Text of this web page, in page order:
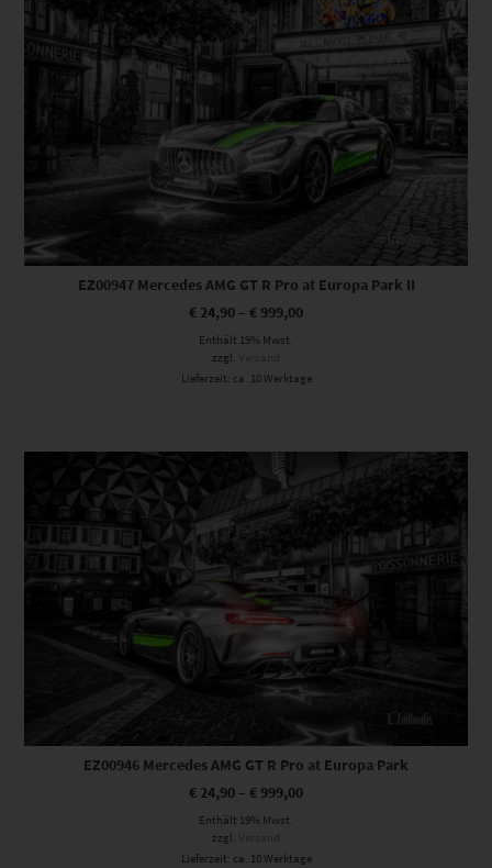
EZ00947 Mercedes AMG GT R Pro at Europa Park II
€ 24,90 – € 999,00
Enthält 19% Mwst.
zzgl. Versand
Lieferzeit: ca. 10 Werktage
Dieses Produkt weist mehrere Varianten auf. Die Optionen können auf der Produktseite gewählt werden
EZ00946 Mercedes AMG GT R Pro at Europa Park
€ 24,90 – € 999,00
Enthält 19% Mwst.
zzgl. Versand
Lieferzeit: ca. 10 Werktage